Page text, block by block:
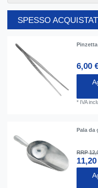
SPESSO
6,00
* IVA
Pala da
RRP